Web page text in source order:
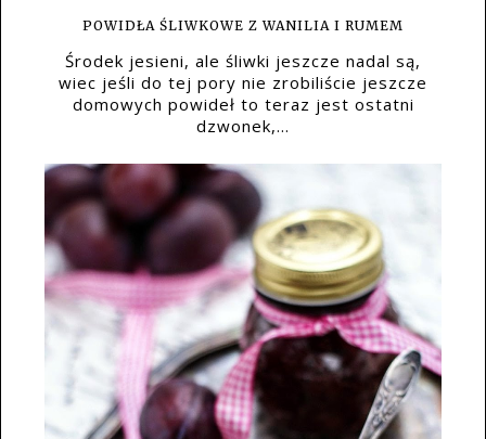
POWIDŁA ŚLIWKOWE Z WANILIA I RUMEM
Środek jesieni, ale śliwki jeszcze nadal są,
wiec jeśli do tej pory nie zrobiliście jeszcze
domowych powideł to teraz jest ostatni
dzwonek,...